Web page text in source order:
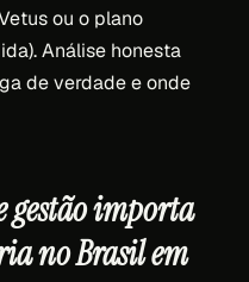
ou o plano
Análise honesta
de verdade e onde
gestão importa
no Brasil em